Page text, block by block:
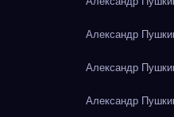
Александр
Александр
Александр